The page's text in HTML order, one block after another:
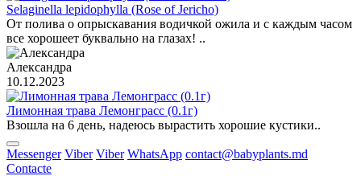
Selaginella lepidophylla (Rose of Jericho)
От полива о опрыскавания водичкой ожила и с каждым часом
все хорошеет буквально на глазах! ..
Александра
10.12.2023
Лимонная трава Лемонграсс (0.1г)
Взошла на 6 день, надеюсь вырастить хорошие кустики..
Messenger Viber Viber WhatsApp contact@babyplants.md
Contacte